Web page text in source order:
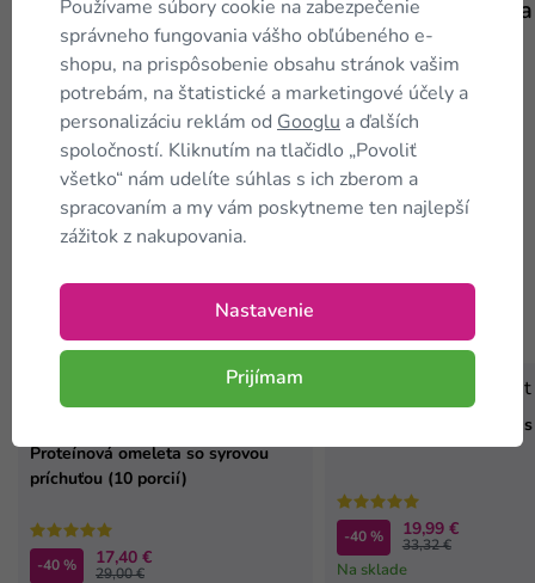
Zapečený baklažán Vajíčková nátierka
Zákazníci tiežkupujú
Proteínová omeleta so syrovou
príchuťou (10 porcií)
-40 % 17,40 €
29,00 €
Proteínový croissant 6 ks
-40 % 19,99 €
33,32 €
Na sklade
Používame súbory cookie na zabezpečenie
správneho fungovania vášho obľúbeného e-
shopu, na prispôsobenie obsahu stránok vašim
potrebám, na štatistické a marketingové účely a
personalizáciu reklám od Googlu a ďalších
spoločností. Kliknutím na tlačidlo „Povoliť
všetko“ nám udelíte súhlas s ich zberom a
spracovaním a my vám poskytneme ten najlepší
zážitok z nakupovania.
Nastavenie
Prijímam